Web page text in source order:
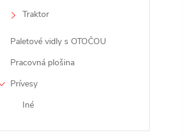
Traktor
Paletové vidly s OTOČOU
Pracovná plošina
Prívesy
Iné